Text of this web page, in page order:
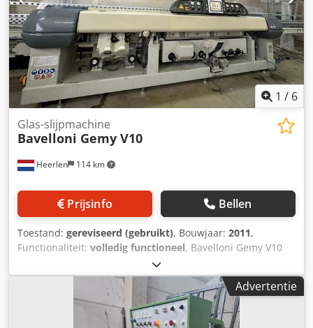
polijstschijven rand - Werkdruk: min. 6 bar - Werkhoogte:
800 mm - Gewicht: 3.600 kg - Machinebediening via
centraal display - Rijrichting: rechts - links -
Aanvoersnelheid: 0,6-6 meter/min. - Aangesloten
belastingen: 400V, 50 Hz, 10A - 2x beschikbaar - Machine
werd gebruikt met gecentraliseerde waterbehandeling,
verkocht zonder waterbak en pomp.
1 / 6
Heerlen 114 km
Glas-slijpmachine
Bavelloni Gemy V10
Prijsinfo Bellen
Toestand: gereviseerd (gebruikt), Bouwjaar: 2011,
Functionaliteit: volledig functioneel, Bavelloni Gemy V10
verticale rechtlijnige slijpmachine met 10 spindels en
variabele verstekfunctie in volledig gereviseerde staat. De
machine beschikt over een verlenging van de inloop en
uitloop. Voor de revisie zijn uitsluitend originele
onderdelen gebruikt. Chodpfx Aozkumdoqpja
Advertentie